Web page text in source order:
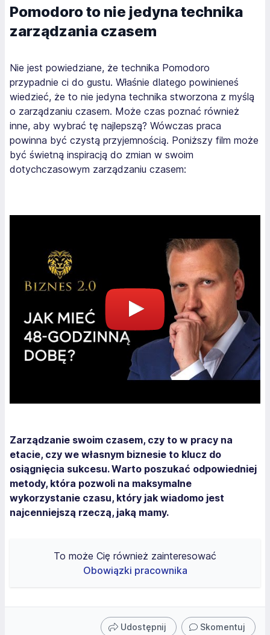
Pomodoro to nie jedyna technika
zarządzania czasem
Nie jest powiedziane, że technika Pomodoro
przypadnie ci do gustu. Właśnie dlatego powinieneś
wiedzieć, że to nie jedyna technika stworzona z myślą
o zarządzaniu czasem. Może czas poznać również
inne, aby wybrać tę najlepszą? Wówczas praca
powinna być czystą przyjemnością. Poniższy film może
być świetną inspiracją do zmian w swoim
dotychczasowym zarządzaniu czasem:
Zarządzanie swoim czasem, czy to w pracy na
etacie, czy we własnym biznesie to klucz do
osiągnięcia sukcesu. Warto poszukać odpowiedniej
metody, która pozwoli na maksymalne
wykorzystanie czasu, który jak wiadomo jest
najcenniejszą rzeczą, jaką mamy.
To może Cię również zainteresować
Obowiązki pracownika
Udostępnij Skomentuj